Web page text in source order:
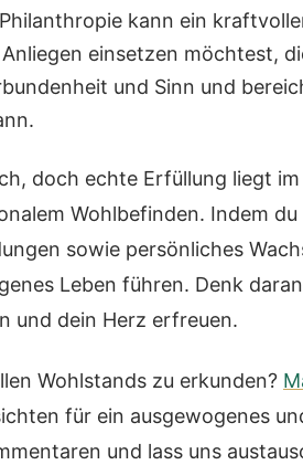
Philanthropie kann ein
einsetzen möchtest,
und Sinn und
doch echte Erfüllung liegt
Wohlbefinden. Indem
sowie persönliches
Leben führen. Denk
und dein Herz erfreuen.
Wohlstands zu erkunden?
für ein ausgewogenes
und lass uns